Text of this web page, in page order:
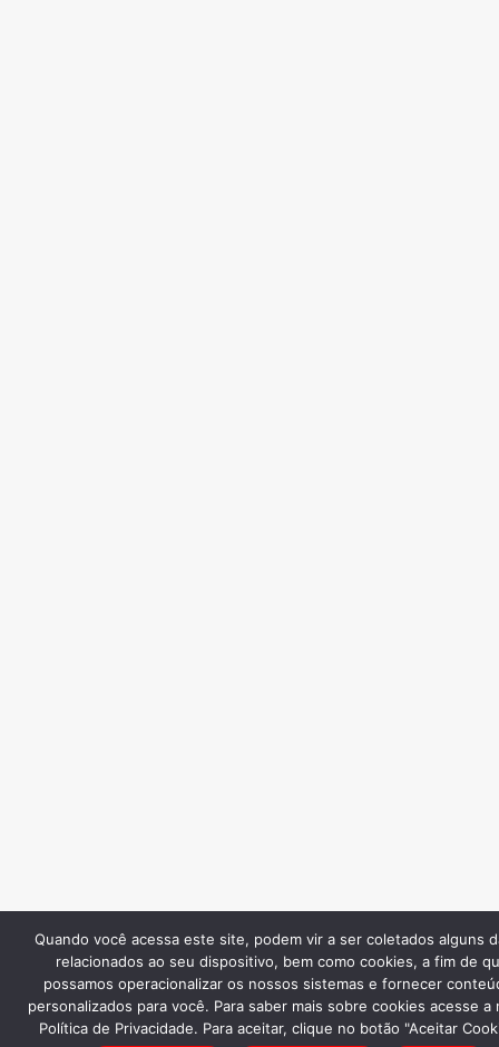
Quando você acessa este site, podem vir a ser coletados alguns
relacionados ao seu dispositivo, bem como cookies, a fim de
possamos operacionalizar os nossos sistemas e fornecer
personalizados para você. Para saber mais sobre cookies acesse a
Política de Privacidade. Para aceitar, clique no botão "Aceitar